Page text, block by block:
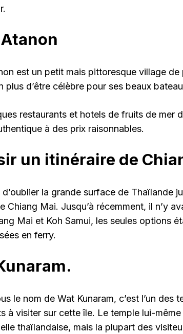
est un petit mais pittoresque village de
plus d’être célèbre pour ses beaux
restaurants et hotels de fruits de mer
à des prix raisonnables.
un itinéraire de
d’oublier la grande surface de Thaïlande
Chiang Mai. Jusqu’à récemment, il n’y
Mai et Koh Samui, les seules options
en ferry.
le nom de Wat Kunaram, c’est l’un des
à visiter sur cette île. Le temple lui-
thaïlandaise, mais la plupart des